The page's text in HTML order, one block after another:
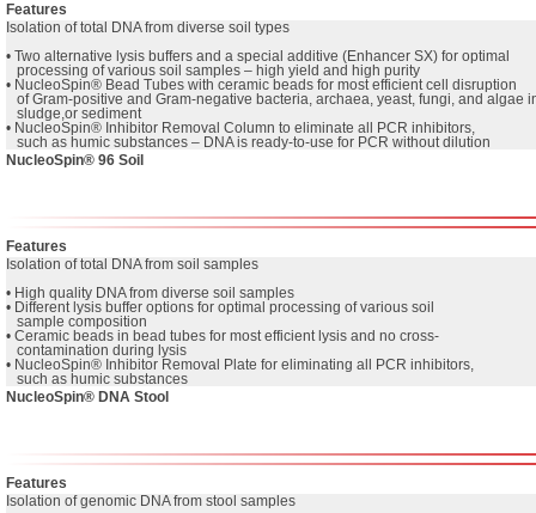
Features
Isolation of total DNA from diverse soil types
• Two alternative lysis buffers and a special additive (Enhancer SX) for optimal
   processing of various soil samples – high yield and high purity
• NucleoSpin® Bead Tubes with ceramic beads for most efficient cell disruption
of Gram-positive and Gram-negative bacteria, archaea, yeast, fungi, and algae
   sludge,or sediment
• NucleoSpin® Inhibitor Removal Column to eliminate all PCR inhibitors,
   such as humic substances – DNA is ready-to-use for PCR without dilution
NucleoSpin® 96 Soil
Features
Isolation of total DNA from soil samples
• High quality DNA from diverse soil samples
• Different lysis buffer options for optimal processing of various soil
   sample composition
• Ceramic beads in bead tubes for most efficient lysis and no cross-
   contamination during lysis
• NucleoSpin® Inhibitor Removal Plate for eliminating all PCR inhibitors,
   such as humic substances
NucleoSpin® DNA Stool
Features
Isolation of genomic DNA from stool samples